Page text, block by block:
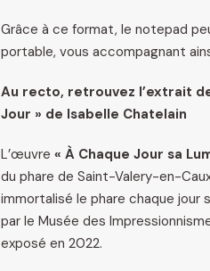
Grâce à ce format, le notepad
portable, vous accompagnant
Au recto, retrouvez l’extrait
Jour » de Isabelle Chatelain
L’œuvre « À Chaque Jour sa
du phare de Saint-Valery-en-
immortalisé le phare chaque
par le Musée des
exposé en 2022.